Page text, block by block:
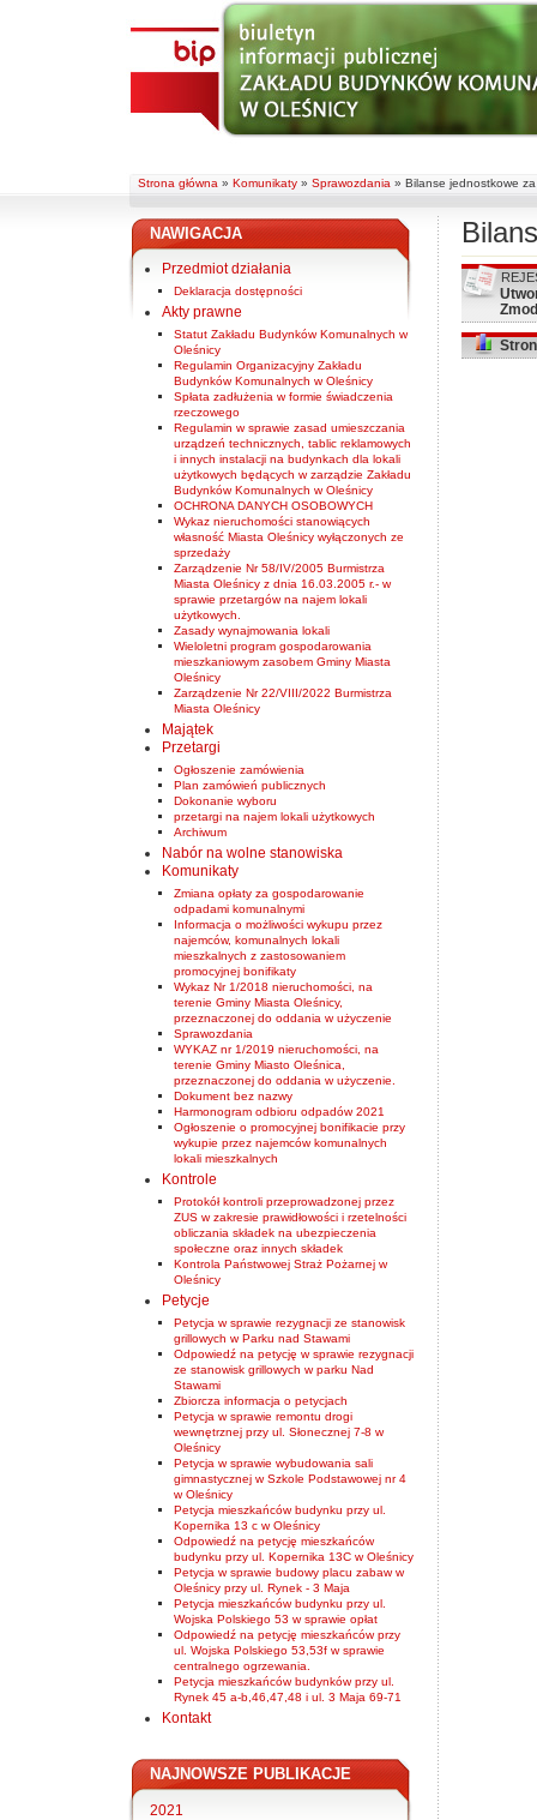
Strona główna » Komunikaty » Sprawozdania » Bilanse jednostkowe
NAWIGACJA
Przedmiot działania
Deklaracja dostępności
Akty prawne
Statut Zakładu Budynków Komunalnych w
Oleśnicy
Regulamin Organizacyjny Zakładu
Budynków Komunalnych w Oleśnicy
Spłata zadłużenia w formie świadczenia
rzeczowego
Regulamin w sprawie zasad umieszczania
urządzeń technicznych, tablic reklamowych
i innych instalacji na budynkach dla lokali
użytkowych będących w zarządzie Zakładu
Budynków Komunalnych w Oleśnicy
OCHRONA DANYCH OSOBOWYCH
Wykaz nieruchomości stanowiących
własność Miasta Oleśnicy wyłączonych ze
sprzedaży
Zarządzenie Nr 58/IV/2005 Burmistrza
Miasta Oleśnicy z dnia 16.03.2005 r.- w
sprawie przetargów na najem lokali
użytkowych.
Zasady wynajmowania lokali
Wieloletni program gospodarowania
mieszkaniowym zasobem Gminy Miasta
Oleśnicy
Zarządzenie Nr 22/VIII/2022 Burmistrza
Miasta Oleśnicy
Majątek
Przetargi
Ogłoszenie zamówienia
Plan zamówień publicznych
Dokonanie wyboru
przetargi na najem lokali użytkowych
Archiwum
Nabór na wolne stanowiska
Komunikaty
Zmiana opłaty za gospodarowanie
odpadami komunalnymi
Informacja o możliwości wykupu przez
najemców, komunalnych lokali
mieszkalnych z zastosowaniem
promocyjnej bonifikaty
Wykaz Nr 1/2018 nieruchomości, na
terenie Gminy Miasta Oleśnicy,
przeznaczonej do oddania w użyczenie
Sprawozdania
WYKAZ nr 1/2019 nieruchomości, na
terenie Gminy Miasto Oleśnica,
przeznaczonej do oddania w użyczenie.
Dokument bez nazwy
Harmonogram odbioru odpadów 2021
Ogłoszenie o promocyjnej bonifikacie przy
wykupie przez najemców komunalnych
lokali mieszkalnych
Kontrole
Protokół kontroli przeprowadzonej przez
ZUS w zakresie prawidłowości i rzetelności
obliczania składek na ubezpieczenia
społeczne oraz innych składek
Kontrola Państwowej Straż Pożarnej w
Oleśnicy
Petycje
Petycja w sprawie rezygnacji ze stanowisk
grillowych w Parku nad Stawami
Odpowiedź na petycję w sprawie rezygnacji
ze stanowisk grillowych w parku Nad
Stawami
Zbiorcza informacja o petycjach
Petycja w sprawie remontu drogi
wewnętrznej przy ul. Słonecznej 7-8 w
Oleśnicy
Petycja w sprawie wybudowania sali
gimnastycznej w Szkole Podstawowej nr 4
w Oleśnicy
Petycja mieszkańców budynku przy ul.
Kopernika 13 c w Oleśnicy
Odpowiedź na petycję mieszkańców
budynku przy ul. Kopernika 13C w Oleśnicy
Petycja w sprawie budowy placu zabaw w
Oleśnicy przy ul. Rynek - 3 Maja
Petycja mieszkańców budynku przy ul.
Wojska Polskiego 53 w sprawie opłat
Odpowiedź na petycję mieszkańców przy
ul. Wojska Polskiego 53,53f w sprawie
centralnego ogrzewania.
Petycja mieszkańców budynków przy ul.
Rynek 45 a-b,46,47,48 i ul. 3 Maja 69-71
Kontakt
NAJNOWSZE PUBLIKACJE
2021